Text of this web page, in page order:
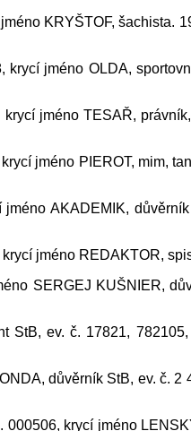
KRYŠTOF, šachista.
jméno OLDA,
jméno TESAŘ,
jméno PIEROT, mim,
AKADEMIK,
jméno REDAKTOR,
SERGEJ KUŠNIER,
ev. č. 17821,
důvěrník StB, ev. č.
krycí jméno